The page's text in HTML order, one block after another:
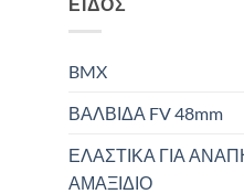
ΕΊΔΟΣ
BMX
ΒΑΛΒΙΔΑ FV 48mm
ΕΛΑΣΤΙΚΑ ΓΙΑ
ΑΜΑΞΙΔΙΟ